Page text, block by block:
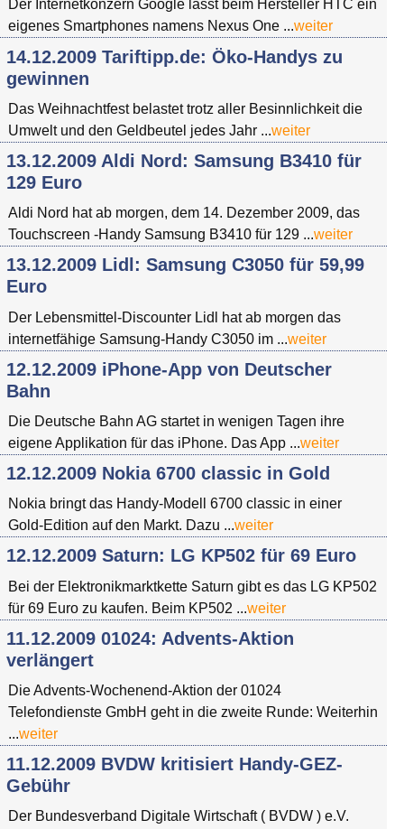
Der Internetkonzern Google lässt beim Hersteller HTC ein
eigenes Smartphones namens Nexus One ...weiter
14.12.2009 Tariftipp.de: Öko-Handys zu
gewinnen
Das Weihnachtfest belastet trotz aller Besinnlichkeit die
Umwelt und den Geldbeutel jedes Jahr ...weiter
13.12.2009 Aldi Nord: Samsung B3410 für
129 Euro
Aldi Nord hat ab morgen, dem 14. Dezember 2009, das
Touchscreen -Handy Samsung B3410 für 129 ...weiter
13.12.2009 Lidl: Samsung C3050 für 59,99
Euro
Der Lebensmittel-Discounter Lidl hat ab morgen das
internetfähige Samsung-Handy C3050 im ...weiter
12.12.2009 iPhone-App von Deutscher
Bahn
Die Deutsche Bahn AG startet in wenigen Tagen ihre
eigene Applikation für das iPhone. Das App ...weiter
12.12.2009 Nokia 6700 classic in Gold
Nokia bringt das Handy-Modell 6700 classic in einer
Gold-Edition auf den Markt. Dazu ...weiter
12.12.2009 Saturn: LG KP502 für 69 Euro
Bei der Elektronikmarktkette Saturn gibt es das LG KP502
für 69 Euro zu kaufen. Beim KP502 ...weiter
11.12.2009 01024: Advents-Aktion
verlängert
Die Advents-Wochenend-Aktion der 01024
Telefondienste GmbH geht in die zweite Runde: Weiterhin
...weiter
11.12.2009 BVDW kritisiert Handy-GEZ-
Gebühr
Der Bundesverband Digitale Wirtschaft ( BVDW ) e.V.